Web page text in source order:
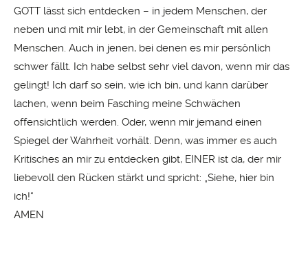
GOTT lässt sich entdecken – in jedem Men­schen, der
neben und mit mir lebt, in der Gemeinschaft mit allen
Menschen. Auch in jenen, bei denen es mir persönlich
schwer fällt. Ich habe selbst sehr viel davon, wenn mir das
gelingt! Ich darf so sein, wie ich bin, und kann darüber
lachen, wenn beim Fasching meine Schwächen
offensichtlich werden. Oder, wenn mir jemand einen
Spiegel der Wahrheit vorhält. Denn, was immer es auch
Kritisches an mir zu entdecken gibt, EINER ist da, der mir
liebevoll den Rücken stärkt und spricht: „Siehe, hier bin
ich!“
AMEN